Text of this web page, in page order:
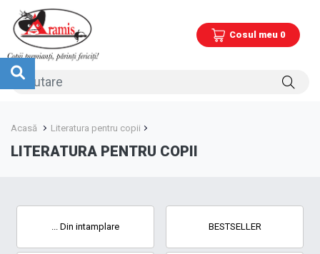
Cosul meu 0
Acasă Literatura pentru copii
LITERATURA PENTRU COPII
... Din intamplare BESTSELLER